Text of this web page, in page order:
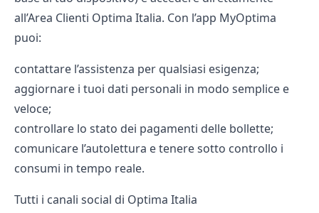
all’Area Clienti Optima Italia. Con l’app MyOptima
puoi:
contattare l’assistenza per qualsiasi esigenza;
aggiornare i tuoi dati personali in modo semplice e
veloce;
controllare lo stato dei pagamenti delle bollette;
comunicare l’autolettura e tenere sotto controllo i
consumi in tempo reale.
Tutti i canali social di Optima Italia